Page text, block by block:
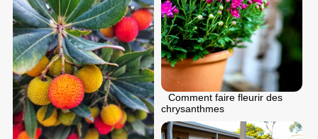
Comment faire fleurir des
chrysanthmes